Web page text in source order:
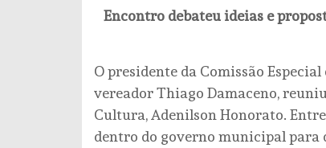
Encontro debateu ideias e
O presidente da Comissão
vereador Thiago Damaceno,
Cultura, Adenilson Honorato.
dentro do governo municipal para